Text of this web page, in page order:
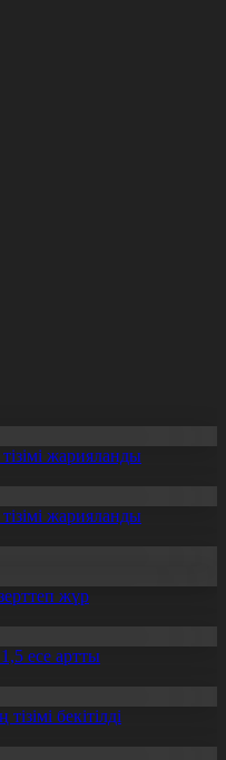
жарияланды
жарияланды
жүр
есе артты
бекітілді